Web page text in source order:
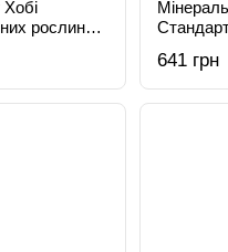
рослин
641 грн